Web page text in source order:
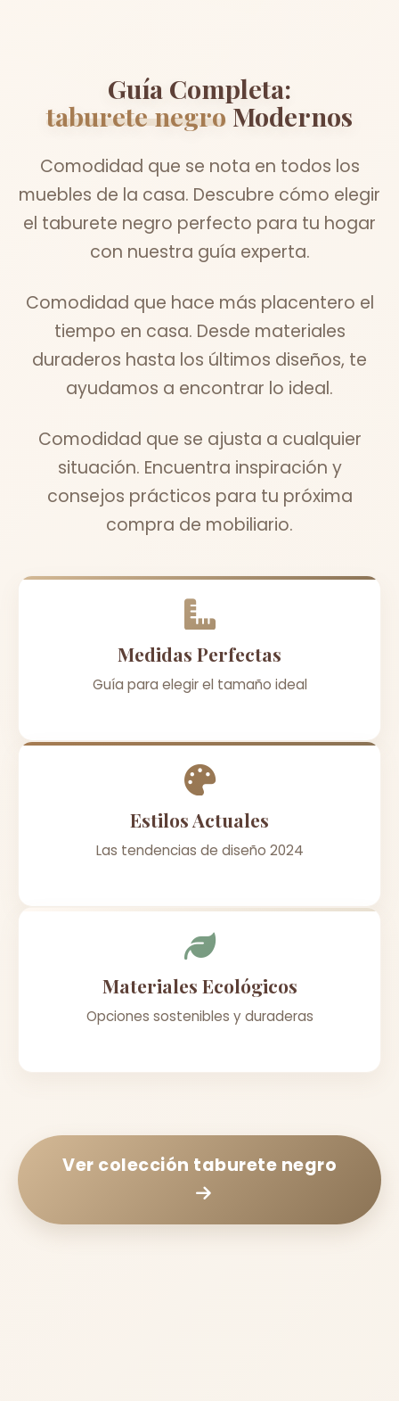
Guía Completa:
taburete negro Modernos
Comodidad que se nota en todos los
muebles de la casa. Descubre cómo elegir
el taburete negro perfecto para tu hogar
con nuestra guía experta.
Comodidad que hace más placentero el
tiempo en casa. Desde materiales
duraderos hasta los últimos diseños, te
ayudamos a encontrar lo ideal.
Comodidad que se ajusta a cualquier
situación. Encuentra inspiración y
consejos prácticos para tu próxima
compra de mobiliario.
Medidas Perfectas
Guía para elegir el tamaño ideal
Estilos Actuales
Las tendencias de diseño 2024
Materiales Ecológicos
Opciones sostenibles y duraderas
Ver colección taburete negro